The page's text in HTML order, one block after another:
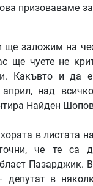
призоваваме
ще заложим на
ще чуете не
Какъвто и да е
над
Найден
в листата
че те са
Пазарджик.
в